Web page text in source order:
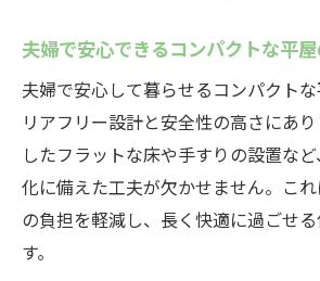
中津川市で注目のコンパク
性
自然素材を活かすコンパク
快適な生活を支えるコンパ
計
夫婦が安心して暮らせる間取り
夫婦で安心できるコンパクトな平
夫婦で安心して暮らせるコンパクト
リアフリー設計と安全性の高さにあ
したフラットな床や手すりの設置な
化に備えた工夫が欠かせません。こ
の負担を軽減し、長く快適に過ごせ
す。